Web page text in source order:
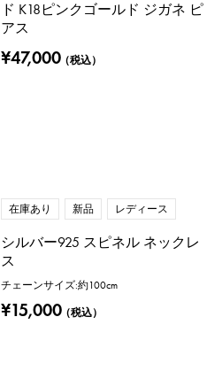
ド K18ピンクゴールド ジガネ ピ
アス
¥47,000（税込）
在庫あり 新品 レディース
シルバー925 スピネル ネックレ
ス
チェーンサイズ:約100cm
¥15,000（税込）